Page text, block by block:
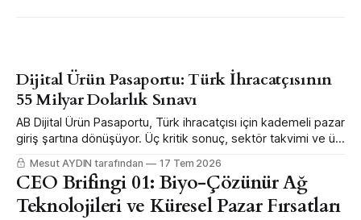
Dijital Ürün Pasaportu: Türk İhracatçısının
55 Milyar Dolarlık Sınavı
AB Dijital Ürün Pasaportu, Türk ihracatçısı için kademeli pazar
giriş şartına dönüşüyor. Üç kritik sonuç, sektör takvimi ve üç
acil eylem — tam rapor PDF ekiyle.
Mesut AYDIN tarafından 17 Tem 2026
CEO Brifingi 01: Biyo-Çözünür Ağ
Teknolojileri ve Küresel Pazar Fırsatları